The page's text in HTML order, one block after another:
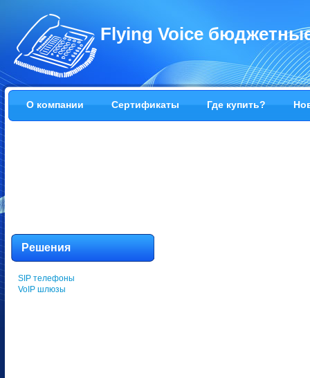
Flying Voice
О компании Сертификаты Где купить?
Решения
SIP телефоны
VoIP шлюзы